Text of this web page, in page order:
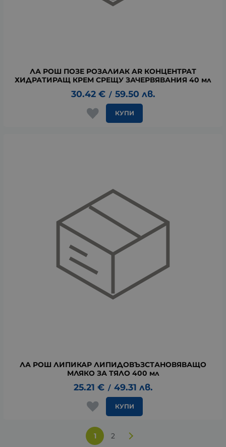
ЛА РОШ ПОЗЕ РОЗАЛИАК AR КОНЦЕНТРАТ
ХИДРАТИРАЩ КРЕМ СРЕЩУ ЗАЧЕРВЯВАНИЯ 40 мл
30.42 € / 59.50 лв.
КУПИ
ЛА РОШ ЛИПИКАР ЛИПИДОВЪЗСТАНОВЯВАЩО
МЛЯКО ЗА ТЯЛО 400 мл
25.21 € / 49.31 лв.
КУПИ
1 2